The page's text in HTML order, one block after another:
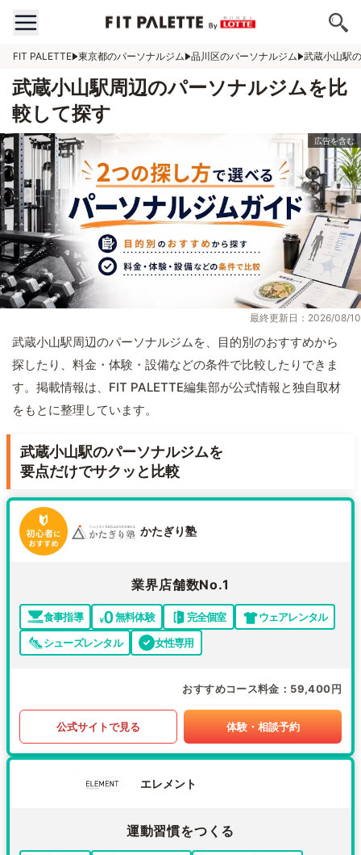
FIT PALETTE 東京都のパーソナルジム 品川区のパーソナルジム 武蔵小山駅
武蔵小山駅周辺のパーソナルジムを比
較して探す
最終更新日：2026/08/10
武蔵小山駅周辺のパーソナルジムを、目的別のおすすめから
探したり、料金・体験・設備などの条件で比較したりできま
す。掲載情報は、FIT PALETTE編集部が公式情報と独自取材
をもとに整理しています。
武蔵小山駅のパーソナルジムを
要点だけでサクッと比較
かたぎり塾
業界店舗数No.1
食事指導 無料体験 完全個室
ウェアレンタル
シューズレンタル
女性専用
おすすめコース料金 59,400円
公式サイトで見る 体験・相談予約
エレメント
運動習慣をつくる